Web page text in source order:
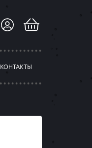
КОНТАКТЫ